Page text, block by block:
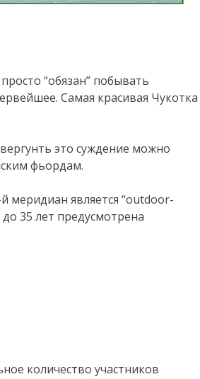
“обязан” побывать
Самая красивая Чукотка
это суждение можно
фьордам.
меридиан является “outdoor-
35 лет предусмотрена
количество участников